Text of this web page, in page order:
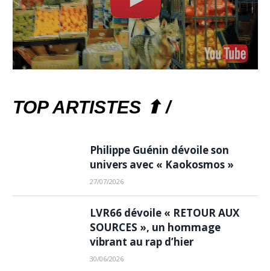
TOP ARTISTES ⬆ /
Philippe Guénin dévoile son
univers avec « Kaokosmos »
27/07/2026
LVR66 dévoile « RETOUR AUX
SOURCES », un hommage
vibrant au rap d’hier
30/06/2026